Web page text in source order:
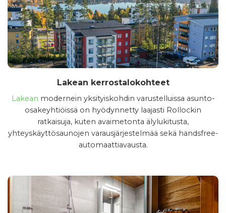
Lakean kerrostalokohteet
Lakean modernein yksityiskohdin varustelluissa asunto-
osakeyhtiöissä on hyödynnetty laajasti Rollockin
ratkaisuja, kuten avaimetonta älylukitusta,
yhteyskäyttösaunojen varausjärjestelmää sekä handsfree-
automaattiavausta.